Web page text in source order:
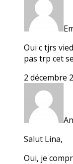
Oui c tjrs
pas trp cet
2 décembre
Salut Lina,
Oui, je